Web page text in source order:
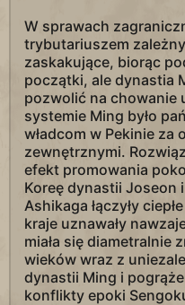
W sprawach
trybutariuszem
zaskakujące, biorąc
początki, ale dynastia
pozwolić na chowanie
systemie Ming było
władcom w Pekinie za
zewnętrznymi.
efekt promowania
Koreę dynastii Joseon
Ashikaga łączyły
kraje uznawały
miała się diametralnie
wieków wraz z
dynastii Ming i
konflikty epoki